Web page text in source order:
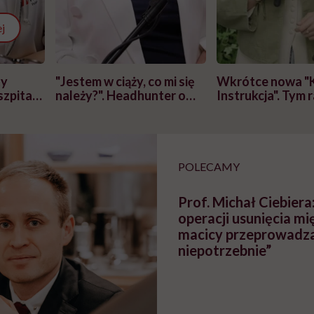
"Jestem w ciąży, co mi się
należy?". Headhunter o
Wkrótce nowa
Instrukcja". Tym
POLECAMY
Prof. Michał
operacji usunięcia
macicy
niepotrzebnie”